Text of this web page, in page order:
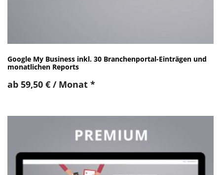
Google My Business inkl. 30 Branchenportal-Einträgen und
monatlichen Reports
ab 59,50 € / Monat *